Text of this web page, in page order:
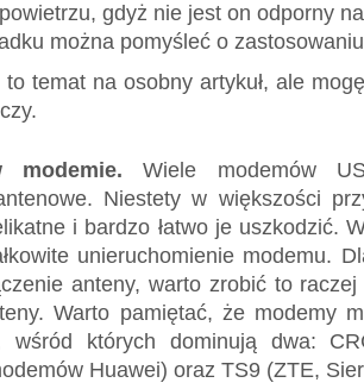
gdyż nie jest on odporny
można pomyśleć o
to temat na osobny artykuł, ale
modemie. Wiele modemów
Niestety w większości
i bardzo łatwo je uszkodzić.
unieruchomienie modemu.
anteny, warto zrobić to
Warto pamiętać, że modemy
wśród których dominują dwa:
Huawei) oraz TS9 (ZTE,